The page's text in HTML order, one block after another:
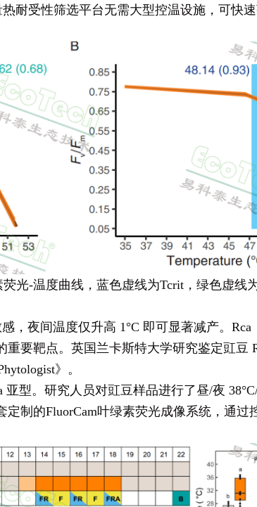
耐受性筛选平台无需大型控温设施，可快
光-温度曲线，蓝色虚线为Tcrit，绿色虚线
夜间温度仅升高 1°C 即可显著减产。Rca
要靶点。英国兰卡斯特大学研究鉴定豇豆
》。
型。研究人员对豇豆样品进行了昼/夜
制的FluorCam叶绿素荧光成像系统，通过